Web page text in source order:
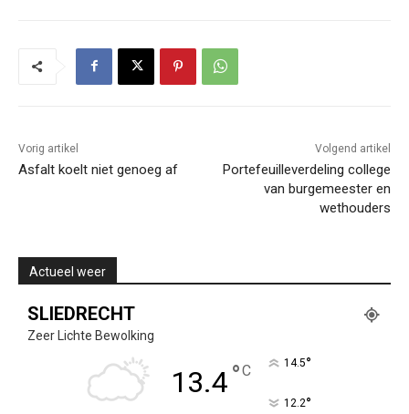
Vorig artikel
Asfalt koelt niet genoeg af
Volgend artikel
Portefeuilleverdeling college
van burgemeester en
wethouders
Actueel weer
SLIEDRECHT
Zeer Lichte Bewolking
13.4°C 14.5°
12.2°